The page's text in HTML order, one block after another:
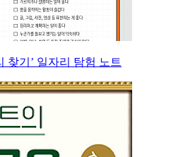
찾기’ 일자리 탐험 노트